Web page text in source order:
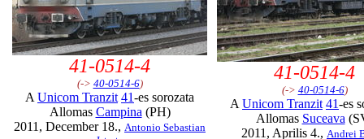
41-0514-4
(-> 40-0514-6)
A Unicom Tranzit 41-es sorozata
Allomas Campina (PH)
2011, December 18., Antonio Sebastian
41-0514-4
(-> 40-0514-6)
A Unicom Tranzit 41-es
Allomas Suceava
2011, Aprilis 4., Andrei